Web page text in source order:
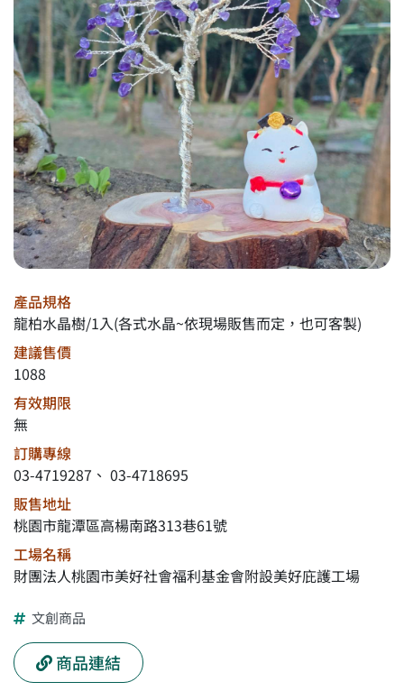
產品規格
龍柏水晶樹/1入(各式水晶~依現場販售而定，也可客製)
建議售價
1088
有效期限
無
訂購專線
03-4719287、 03-4718695
販售地址
桃園市龍潭區高楊南路313巷61號
工場名稱
財團法人桃園市美好社會福利基金會附設美好庇護工場
文創商品
商品連結